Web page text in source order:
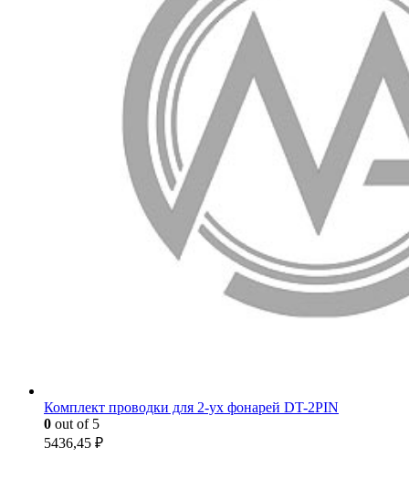
Комплект проводки для 2-ух фонарей DT-2PIN
0 out of 5
5436,45 ₽